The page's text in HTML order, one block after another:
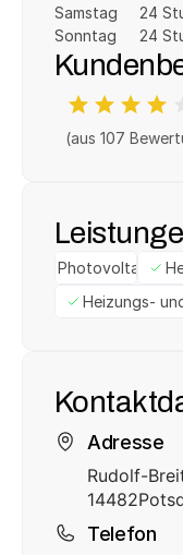
Samstag
Sonntag
24
24
(aus 107
Photovoltaik
Heizungs-
Adresse
Rudolf-
14482
Telefon